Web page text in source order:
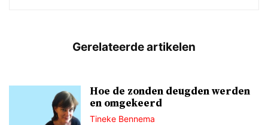
Hoe de zonden deugden werden
en omgekeerd
Tineke Bennema